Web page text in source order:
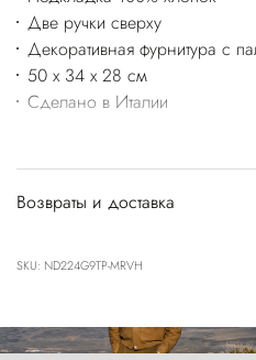
Две ручки сверху
Декоративная фурнитура с
50 x 34 x 28 см
Сделано в Италии
Возвраты и доставка
SKU: ND224G9TP-MRVH